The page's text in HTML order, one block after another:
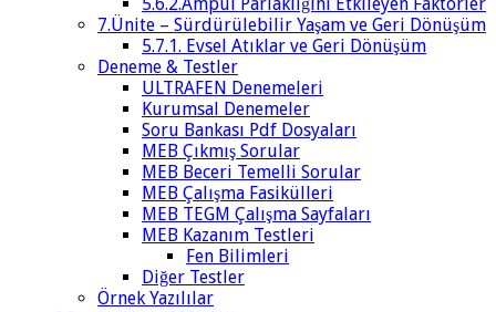
7.Ünite – Sürdürülebilir Yaşam ve Geri Dönüşüm
5.7.1. Evsel Atıklar ve Geri Dönüşüm
Deneme & Testler
ULTRAFEN Denemeleri
Kurumsal Denemeler
Soru Bankası Pdf Dosyaları
MEB Çıkmış Sorular
MEB Beceri Temelli Sorular
MEB Çalışma Fasikülleri
MEB TEGM Çalışma Sayfaları
MEB Kazanım Testleri
Fen Bilimleri
Diğer Testler
Örnek Yazılılar